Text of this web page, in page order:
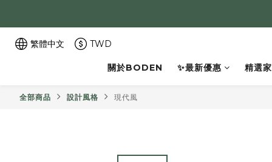
繁體中文 TWD
關於BODEN ✨最新優惠 精選
全部商品 設計風格 現代風